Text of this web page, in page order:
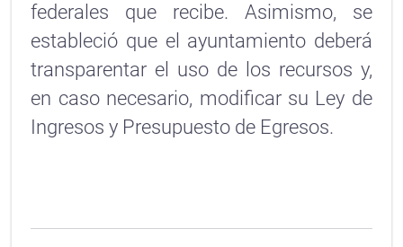
federales que recibe. Asimismo, se
estableció que el ayuntamiento deberá
transparentar el uso de los recursos y,
en caso necesario, modificar su Ley de
Ingresos y Presupuesto de Egresos.